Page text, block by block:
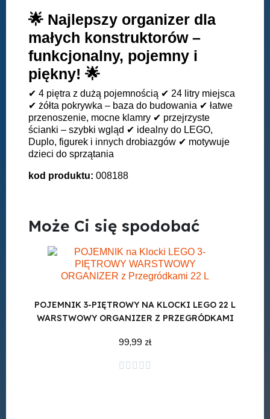
🌟 Najlepszy organizer dla
małych konstruktorów –
funkcjonalny, pojemny i
piękny! 🌟
✔ 4 piętra z dużą pojemnością ✔ 24 litry miejsca
✔ żółta pokrywka – baza do budowania ✔ łatwe
przenoszenie, mocne klamry ✔ przejrzyste
ścianki – szybki wgląd ✔ idealny do LEGO,
Duplo, figurek i innych drobiazgów ✔ motywuje
dzieci do sprzątania
kod produktu: 008188
Może Ci się spodobać
POJEMNIK 3-PIĘTROWY NA KLOCKI LEGO 22 L
WARSTWOWY ORGANIZER Z PRZEGRÓDKAMI
99,99 zł
    
Dodaj do koszyka